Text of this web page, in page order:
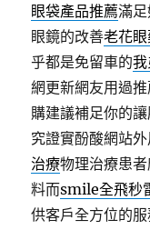
眼袋產品推薦滿
眼鏡的改善老花
乎都是免留車的
網更新網友用過
購建議補足你的
究證實酚酸網站
治療物理治療患
料而smile全飛秒
供客戶全方位的